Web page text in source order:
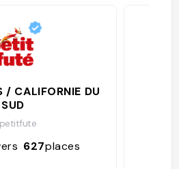
/ CALIFORNIE DU
SUD
627places